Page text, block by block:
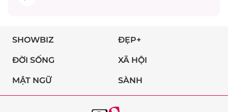
SHOWBIZ ĐẸP+
ĐỜI SỐNG XÃ HỘI
MẬT NGỮ SÀNH